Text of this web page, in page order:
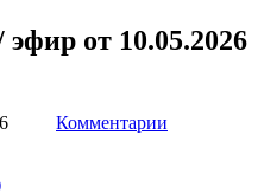
от 10.05.2026
Комментарии